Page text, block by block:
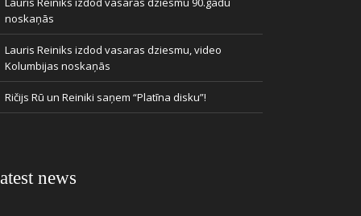
noskaņās
Lauris Reiniks izdod vasaras dziesmu, video
Kolumbijas noskaņās
Ričijs Rū un Reiniki saņem “Platīna disku”!
news